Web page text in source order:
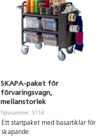
SKAPA-paket för
förvaringsvagn,
mellanstorlek
Tipsnummer: 5118
Ett startpaket med basartiklar för
skapande